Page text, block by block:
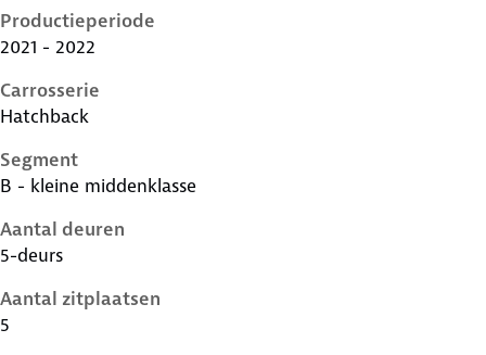
Productieperiode
2021 - 2022
Carrosserie
Hatchback
Segment
B - kleine middenklasse
Aantal deuren
5-deurs
Aantal zitplaatsen
5